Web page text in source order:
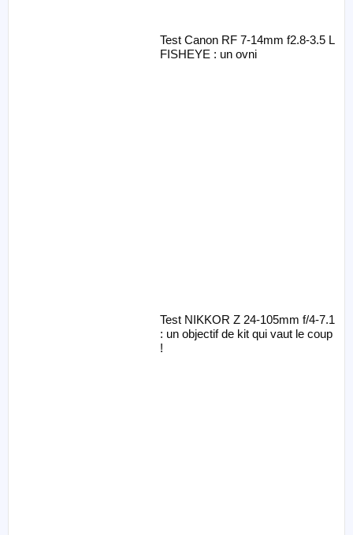
Test Canon RF 7-14mm f2.8-3.5 L
FISHEYE : un ovni
Test NIKKOR Z 24-105mm f/4-7.1
: un objectif de kit qui vaut le coup
!